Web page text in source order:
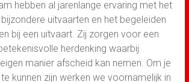
hebben al jarenlange ervaring met het
uitvaarten en het begeleiden
bij een uitvaart. Zij zorgen voor een
herdenking waarbij
manier afscheid kan nemen. Om je
kunnen zijn werken we voornamelijk in